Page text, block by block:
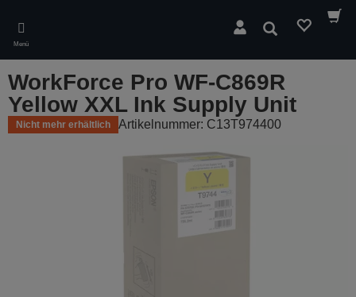
main
content
Menü
Suchen
WorkForce Pro WF-C869R
Yellow XXL Ink Supply Unit
Nicht mehr erhältlich Artikelnummer: C13T974400